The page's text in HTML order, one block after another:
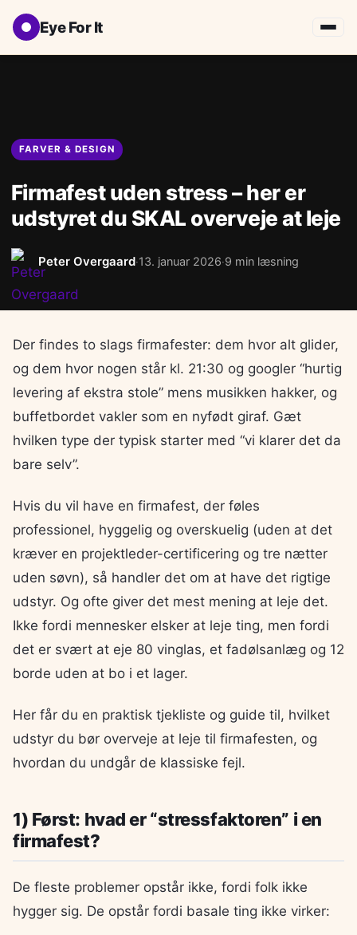
Eye For It
FARVER & DESIGN
Firmafest uden stress – her er
udstyret du SKAL overveje at leje
Peter Overgaard·13. januar 2026·9 min læsning
Der findes to slags firmafester: dem hvor alt glider,
og dem hvor nogen står kl. 21:30 og googler “hurtig
levering af ekstra stole” mens musikken hakker, og
buffetbordet vakler som en nyfødt giraf. Gæt
hvilken type der typisk starter med “vi klarer det da
bare selv”.
Hvis du vil have en firmafest, der føles
professionel, hyggelig og overskuelig (uden at det
kræver en projektleder-certificering og tre nætter
uden søvn), så handler det om at have det rigtige
udstyr. Og ofte giver det mest mening at leje det.
Ikke fordi mennesker elsker at leje ting, men fordi
det er svært at eje 80 vinglas, et fadølsanlæg og 12
borde uden at bo i et lager.
Her får du en praktisk tjekliste og guide til, hvilket
udstyr du bør overveje at leje til firmafesten, og
hvordan du undgår de klassiske fejl.
1) Først: hvad er “stressfaktoren” i en
firmafest?
De fleste problemer opstår ikke, fordi folk ikke
hygger sig. De opstår fordi basale ting ikke virker: